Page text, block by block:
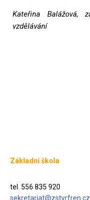
Kateřina Balážová,
vzdělávání
Základní škola
tel. 556 835 920
sekretariat@zstyrfren.cz